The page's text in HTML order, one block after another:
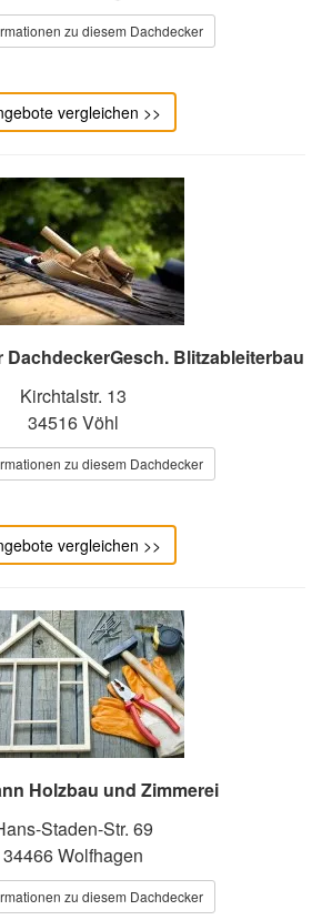
zu diesem Dachdecker
vergleichen >>
DachdeckerGesch. Blitzableiterbau
Kirchtalstr. 13
34516 Vöhl
zu diesem Dachdecker
vergleichen >>
Holzbau und Zimmerei
Staden-Str. 69
34466 Wolfhagen
zu diesem Dachdecker